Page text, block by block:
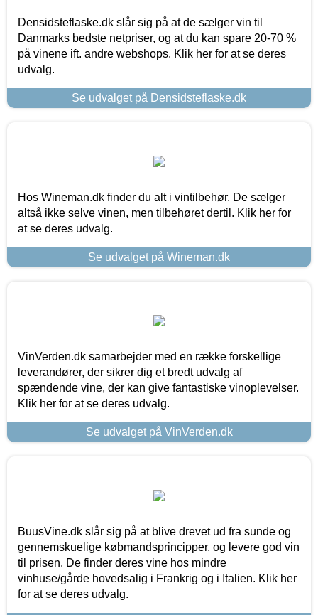
Densidsteflaske.dk slår sig på at de sælger vin til
Danmarks bedste netpriser, og at du kan spare 20-70 %
på vinene ift. andre webshops. Klik her for at se deres
udvalg.
Se udvalget på Densidsteflaske.dk
Hos Wineman.dk finder du alt i vintilbehør. De sælger
altså ikke selve vinen, men tilbehøret dertil. Klik her for
at se deres udvalg.
Se udvalget på Wineman.dk
VinVerden.dk samarbejder med en række forskellige
leverandører, der sikrer dig et bredt udvalg af
spændende vine, der kan give fantastiske vinoplevelser.
Klik her for at se deres udvalg.
Se udvalget på VinVerden.dk
BuusVine.dk slår sig på at blive drevet ud fra sunde og
gennemskuelige købmandsprincipper, og levere god vin
til prisen. De finder deres vine hos mindre
vinhuse/gårde hovedsalig i Frankrig og i Italien. Klik her
for at se deres udvalg.